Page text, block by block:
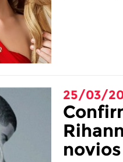
25/03/
novios